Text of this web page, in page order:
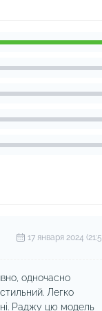
17 января 2024
одночасно
Легко
Раджу цю модель